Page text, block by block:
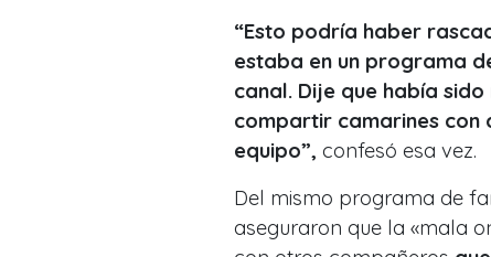
“Esto podría haber
estaba en un programa
canal. Dije que había
compartir camarines
equipo”, confesó esa vez.
Del mismo programa de
aseguraron que la «mala